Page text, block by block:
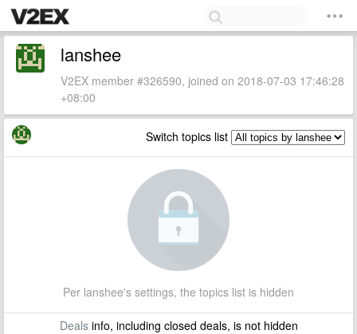
lanshee
V2EX member #326590, joined on 2018-07-03 17:46:28
+08:00
Switch topics list
Per lanshee's settings, the topics list is hidden
Dealsinfo, including closed deals, is not hidden